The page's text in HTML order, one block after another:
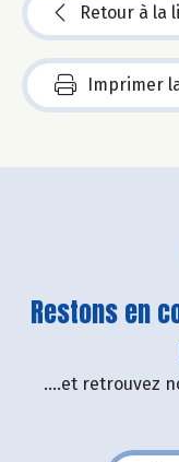
Retour à la
Imprimer
Restons en
....et retrouvez